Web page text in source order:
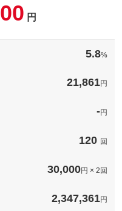
はスタッフまでお気軽にご相談く
円
5.8%
21,861円
-円
120 回
30,000円 × 2回
2,347,361円